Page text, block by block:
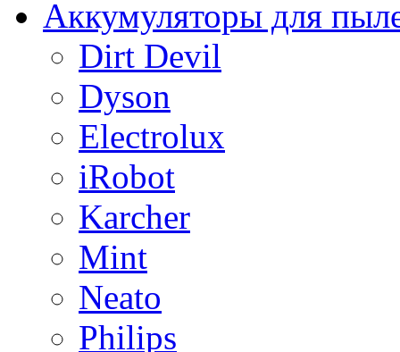
Аккумуляторы для
Dirt Devil
Dyson
Electrolux
iRobot
Karcher
Mint
Neato
Philips